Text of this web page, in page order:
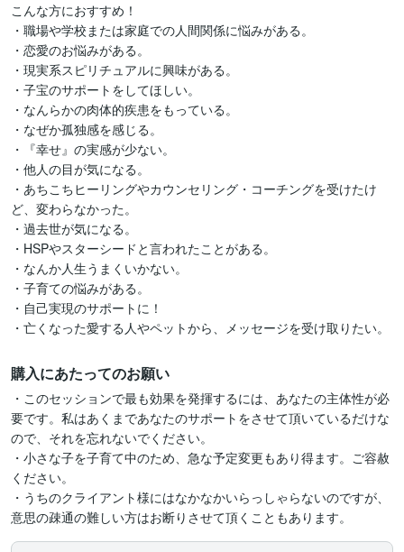
こんな方におすすめ！
・職場や学校または家庭での人間関係に悩みがある。
・恋愛のお悩みがある。
・現実系スピリチュアルに興味がある。
・子宝のサポートをしてほしい。
・なんらかの肉体的疾患をもっている。
・なぜか孤独感を感じる。
・『幸せ』の実感が少ない。
・他人の目が気になる。
・あちこちヒーリングやカウンセリング・コーチングを受けたけ
ど、変わらなかった。
・過去世が気になる。
・HSPやスターシードと言われたことがある。
・なんか人生うまくいかない。
・子育ての悩みがある。
・自己実現のサポートに！
・亡くなった愛する人やペットから、メッセージを受け取りたい。
購入にあたってのお願い
・このセッションで最も効果を発揮するには、あなたの主体性が必
要です。私はあくまであなたのサポートをさせて頂いているだけな
ので、それを忘れないでください。
・小さな子を子育て中のため、急な予定変更もあり得ます。ご容赦
ください。
・うちのクライアント様にはなかなかいらっしゃらないのですが、